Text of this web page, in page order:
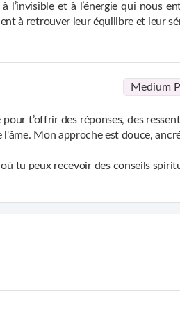
l’invisible et à l’énergie qui nous
à retrouver leur équilibre et leur
mais à offrir une guidance claire
ici pour t’aider à avancer,
Medium
t’offrir des réponses, des
l'âme. Mon approche est douce,
tu peux recevoir des conseils
retrouver ton équilibre intérieur, je
Mon objectif est de t'aider à